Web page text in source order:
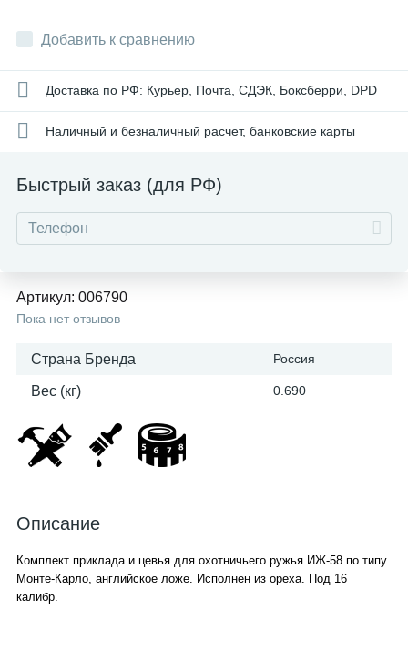
Добавить к сравнению
Доставка по РФ: Курьер, Почта, СДЭК, Боксберри, DPD
Наличный и безналичный расчет, банковские карты
Быстрый заказ (для РФ)
Артикул: 006790
Пока нет отзывов
Страна Бренда Россия
Вес (кг) 0.690
Описание
Комплект приклада и цевья для охотничьего ружья ИЖ-58 по типу
Монте-Карло, английское ложе. Исполнен из ореха. Под 16
калибр.